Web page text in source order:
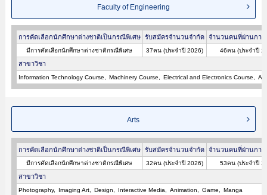
Faculty of Engineering
การคัดเลือกนักศึกษาต่างชาติเป็นกรณีพิเศษ รับสมัครจำนวนจำกัด จำนวนคนที่ผ่านการ
มีการคัดเลือกนักศึกษาต่างชาติกรณีพิเศษ 37คน (ประจำปี 2026) 46คน (ประจำปี
สาขาวิชา
Information Technology Course Machinery Course Electrical and Electronics Course
Arts
การคัดเลือกนักศึกษาต่างชาติเป็นกรณีพิเศษ รับสมัครจำนวนจำกัด จำนวนคนที่ผ่านการ
มีการคัดเลือกนักศึกษาต่างชาติกรณีพิเศษ 32คน (ประจำปี 2026) 53คน (ประจำปี
สาขาวิชา
Photography Imaging Art Design Interactive Media Animation Game Manga